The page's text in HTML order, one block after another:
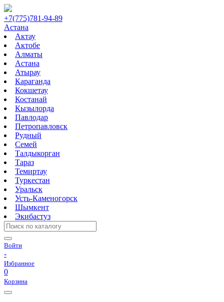
+7(775)781-94-89
Астана
Актау
Актобе
Алматы
Астана
Атырау
Караганда
Кокшетау
Костанай
Кызылорда
Павлодар
Петропавловск
Рудный
Семей
Талдыкорган
Тараз
Темиртау
Туркестан
Уральск
Усть-Каменогорск
Шымкент
Экибастуз
Войти
-
Избранное
0
Корзина